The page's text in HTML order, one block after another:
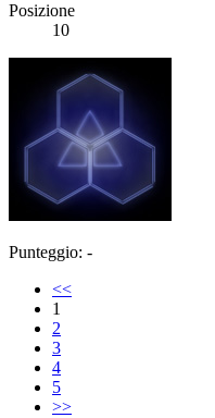
Posizione
10
Punteggio: -
<<
1
2
3
4
5
>>